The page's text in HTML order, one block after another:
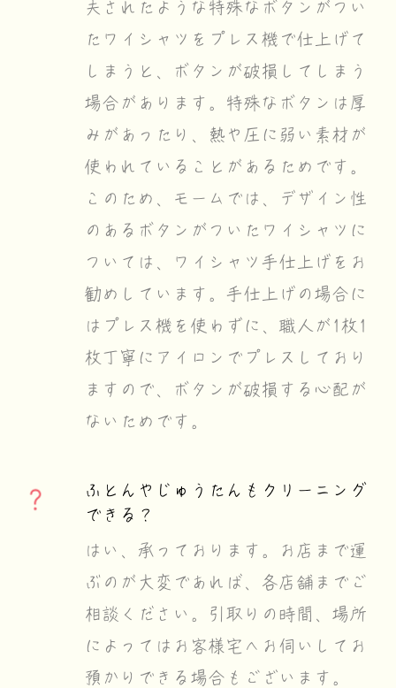
夫されたような特殊なボタンがつい
たワイシャツをプレス機で仕上げて
しまうと、ボタンが破損してしまう
場合があります。特殊なボタンは厚
みがあったり、熱や圧に弱い素材が
使われていることがあるためです。
このため、モームでは、デザイン性
のあるボタンがついたワイシャツに
ついては、ワイシャツ手仕上げをお
勧めしています。手仕上げの場合に
はプレス機を使わずに、職人が1枚1
枚丁寧にアイロンでプレスしており
ますので、ボタンが破損する心配が
ないためです。
ふとんやじゅうたんもクリーニング
できる？
はい、承っております。お店まで運
ぶのが大変であれば、各店舗までご
相談ください。引取りの時間、場所
によってはお客様宅へお伺いしてお
預かりできる場合もございます。